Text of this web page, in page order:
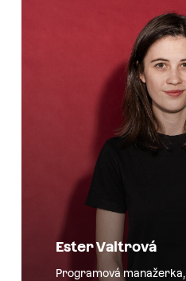
Ester Valtrová
Programová manažerka,